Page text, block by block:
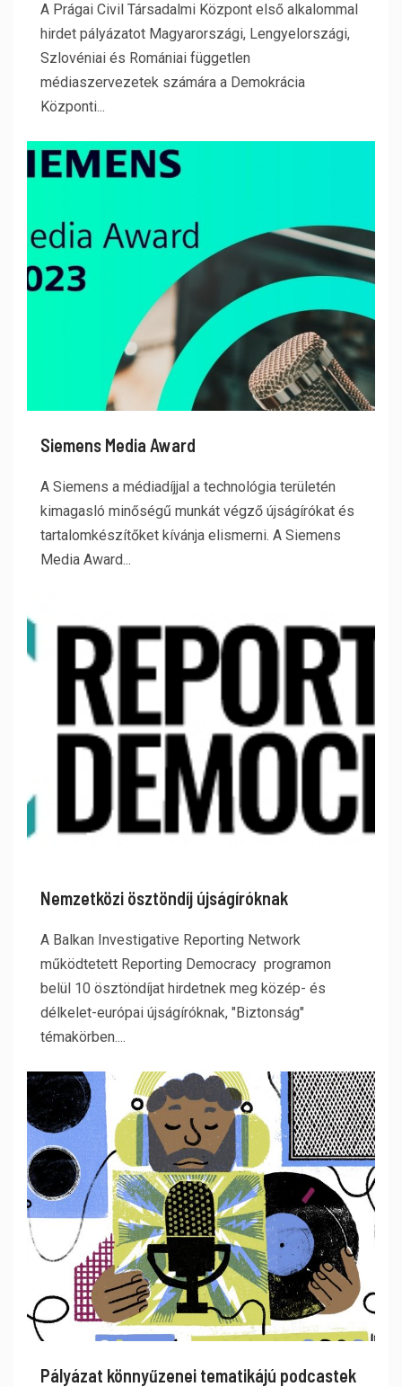
A Prágai Civil Társadalmi Központ első alkalommal
hirdet pályázatot Magyarországi, Lengyelországi,
Szlovéniai és Romániai független
médiaszervezetek számára a Demokrácia
Központi...
Siemens Media Award
A Siemens a médiadíjjal a technológia területén
kimagasló minőségű munkát végző újságírókat és
tartalomkészítőket kívánja elismerni. A Siemens
Media Award...
Nemzetközi ösztöndíj újságíróknak
A Balkan Investigative Reporting Network
működtetett Reporting Democracy programon
belül 10 ösztöndíjat hirdetnek meg közép- és
délkelet-európai újságíróknak, "Biztonság"
témakörben....
Pályázat könnyűzenei tematikájú podcastek